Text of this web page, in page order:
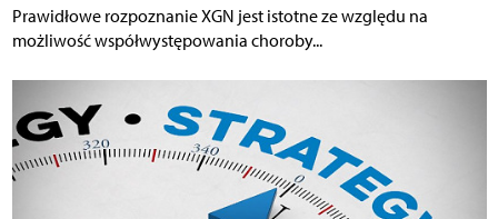
Prawidłowe rozpoznanie XGN jest istotne ze względu na
możliwość współwystępowania choroby...